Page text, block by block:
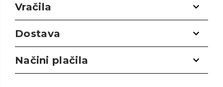
Vračila
Dostava
Načini plačila